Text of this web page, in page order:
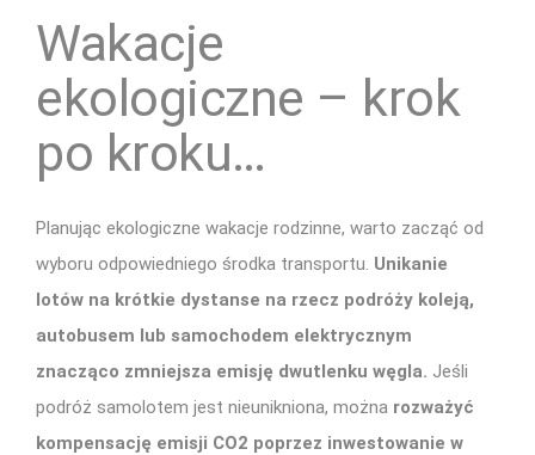
Wakacje
ekologiczne – krok
po kroku…
Planując ekologiczne wakacje rodzinne, warto zacząć od
wyboru odpowiedniego środka transportu. Unikanie
lotów na krótkie dystanse na rzecz podróży koleją,
autobusem lub samochodem elektrycznym
znacząco zmniejsza emisję dwutlenku węgla. Jeśli
podróż samolotem jest nieunikniona, można rozważyć
kompensację emisji CO2 poprzez inwestowanie w